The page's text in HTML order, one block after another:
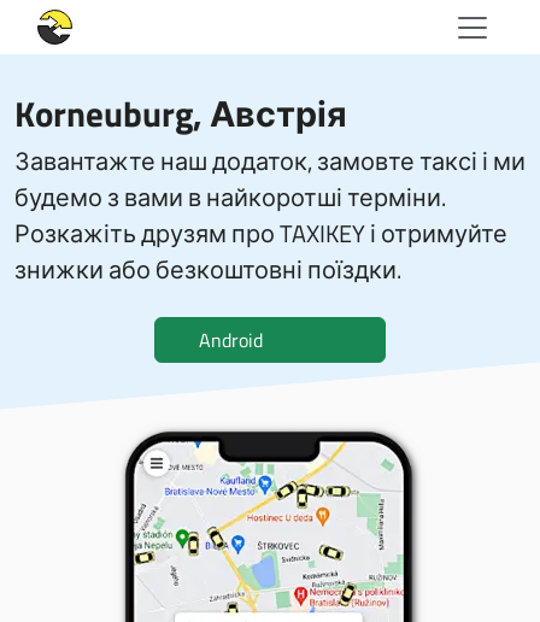
Korneuburg, Австрія
Завантажте наш додаток, замовте таксі і ми
будемо з вами в найкоротші терміни.
Розкажіть друзям про TAXIKEY і отримуйте
знижки або безкоштовні поїздки.
Android